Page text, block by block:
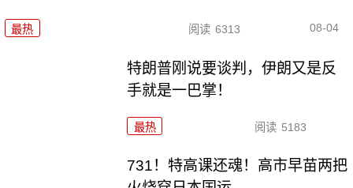
最热 阅读 6313 08-04
特朗普刚说要谈判，伊朗又是反
手就是一巴掌！
最热 阅读 5183
731！特高课还魂！高市早苗两把